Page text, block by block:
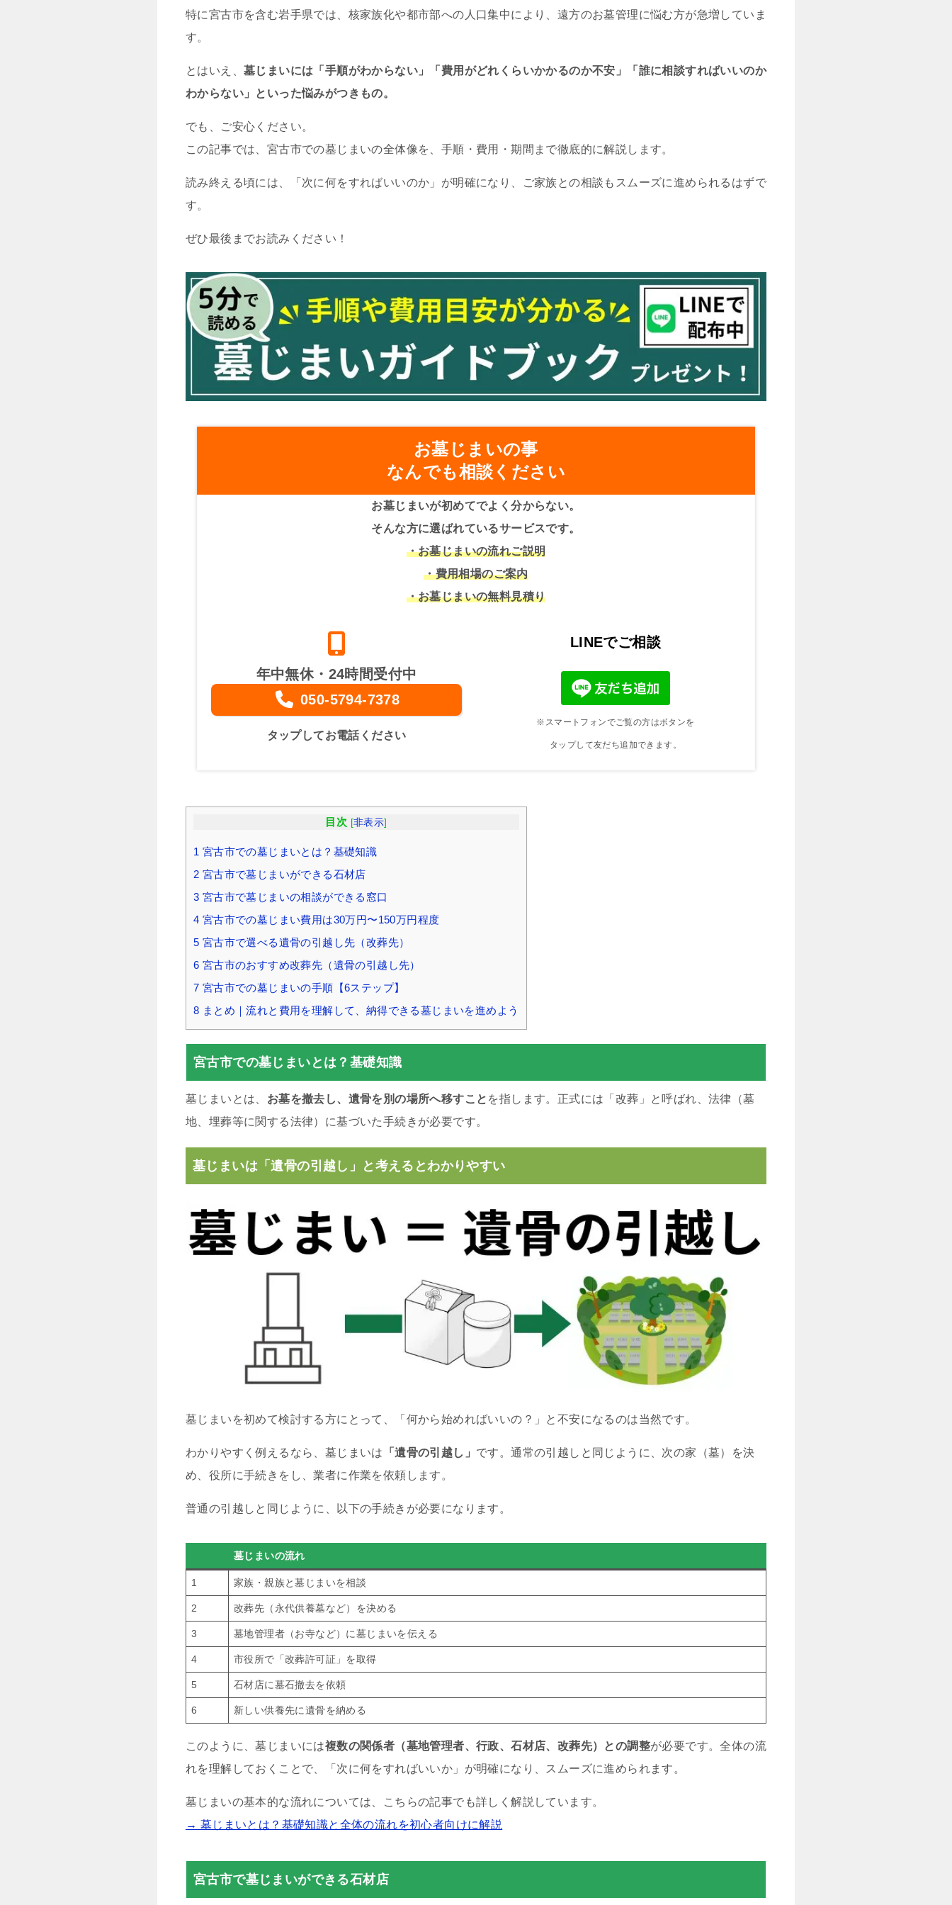
特に宮古市を含む岩手県では、核家族化や都市部への人口集中により、遠方のお墓管理に悩む方が急増していま
す。
とはいえ、 墓じまいには「手順がわからない」「費用がどれくらいかかるのか不安」「誰に相談すればいいのか
わからない」といった悩みがつきもの。
でも、ご安心ください。
この記事では、宮古市での墓じまいの全体像を、手順・費用・期間まで徹底的に解説します。
読み終える頃には、「次に何をすればいいのか」が明確になり、ご家族との相談もスムーズに進められるはずで
す。
ぜひ最後までお読みください！
お墓じまいの事
なんでも相談ください
お墓じまいが初めてでよく分からない。
そんな方に選ばれているサービスです。
・お墓じまいの流れご説明
・費用相場のご案内
・お墓じまいの無料見積り
年中無休・24時間受付中
050-5794-7378
タップしてお電話ください
LINEでご相談
※スマートフォンでご覧の方はボタンを
タップして友だち追加できます。
目次 [非表示]
1 宮古市での墓じまいとは？基礎知識
2 宮古市で墓じまいができる石材店
3 宮古市で墓じまいの相談ができる窓口
4 宮古市での墓じまい費用は30万円〜150万円程度
5 宮古市で選べる遺骨の引越し先（改葬先）
6 宮古市のおすすめ改葬先（遺骨の引越し先）
7 宮古市での墓じまいの手順【6ステップ】
8 まとめ｜流れと費用を理解して、納得できる墓じまいを進めよう
宮古市での墓じまいとは？基礎知識
墓じまいとは、 お墓を撤去し、遺骨を別の場所へ移すこと を指します。正式には「改葬」と呼ばれ、法律（墓
地、埋葬等に関する法律）に基づいた手続きが必要です。
墓じまいは「遺骨の引越し」と考えるとわかりやすい
墓じまいを初めて検討する方にとって、「何から始めればいいの？」と不安になるのは当然です。
わかりやすく例えるなら、墓じまいは 「遺骨の引越し」 です。通常の引越しと同じように、次の家（墓）を決
め、役所に手続きをし、業者に作業を依頼します。
普通の引越しと同じように、以下の手続きが必要になります。
墓じまいの流れ
1 家族・親族と墓じまいを相談
2 改葬先（永代供養墓など）を決める
3 墓地管理者（お寺など）に墓じまいを伝える
4 市役所で「改葬許可証」を取得
5 石材店に墓石撤去を依頼
6 新しい供養先に遺骨を納める
このように、墓じまいには複数の関係者（墓地管理者、行政、石材店、改葬先）との調整が必要です。全体の流
れを理解しておくことで、「次に何をすればいいか」が明確になり、スムーズに進められます。
墓じまいの基本的な流れについては、こちらの記事でも詳しく解説しています。
→ 墓じまいとは？基礎知識と全体の流れを初心者向けに解説
宮古市で墓じまいができる石材店